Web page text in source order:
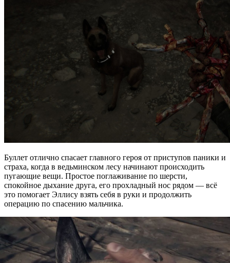
Буллет отлично спасает главного героя от приступов паники и
страха, когда в ведьминском лесу начинают происходить
пугающие вещи. Простое поглаживание по шерсти,
спокойное дыхание друга, его прохладный нос рядом — всё
это помогает Эллису взять себя в руки и продолжить
операцию по спасению мальчика.